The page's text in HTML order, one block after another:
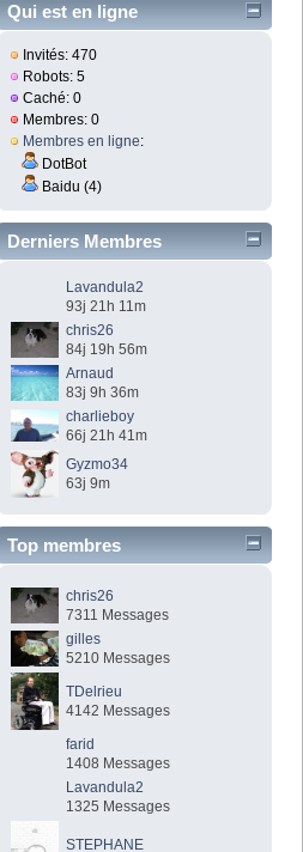
Qui est en ligne
Invités: 470
Robots: 5
Caché: 0
Membres: 0
Membres en ligne:
DotBot
Baidu (4)
Derniers Membres
Lavandula2
93j 21h 11m
chris26
84j 19h 56m
Arnaud
83j 9h 36m
charlieboy
66j 21h 41m
Gyzmo34
63j 9m
Top membres
chris26
7311 Messages
gilles
5210 Messages
TDelrieu
4142 Messages
farid
1408 Messages
Lavandula2
1325 Messages
STEPHANE